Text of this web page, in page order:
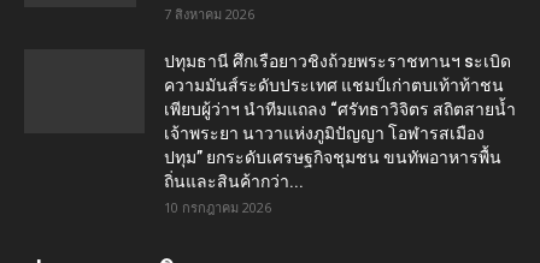
7 สิงหาคม 2026
ปทุมธานี ศึกเรือยาวชิงถ้วยพระราชทานฯ sะเบิด
ความมันส์ระดับประเทศ แชมป์เก่าตบเท้าท้าชน
เพียบผู้ว่าฯ นำทีมแถลง “ศรัทธาวิจิตร สถิตสายน้ำ
เจ้าพระยา นาวาแห่งภูมิปัญญา โอฬารสเมือง
ปทุม” ยกระดับเศรษฐกิจชุมชน ขนทัพอาหารพื้น
ถิ่นและสินค้ากว่า...
10 กรกฎาคม 2026